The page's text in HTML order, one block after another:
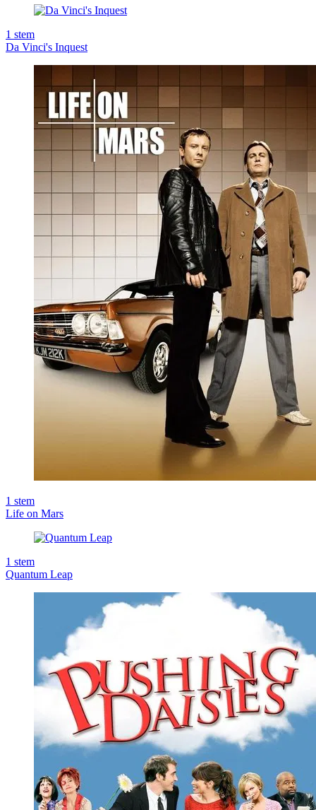
1 stem
Da Vinci's Inquest
1 stem
Life on Mars
1 stem
Quantum Leap